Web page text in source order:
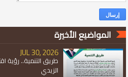
المواضيع الأخيرة
JUL 30, 2026
طريق التنمية.. رؤية
الزيدي